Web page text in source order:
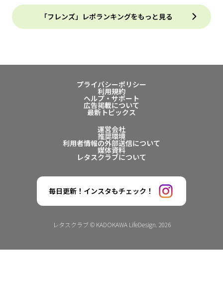
「フレンズ」レポランキングをもっと見る
プライバシーポリシー
利用規約
ヘルプ・サポート
広告掲載について
最新トピックス
運営会社
推奨環境
利用者情報の外部送信について
媒体資料
レタスクラブについて
毎日更新！インスタもチェック！
レタスクラブ © KADOKAWA LifeDesign. 2026